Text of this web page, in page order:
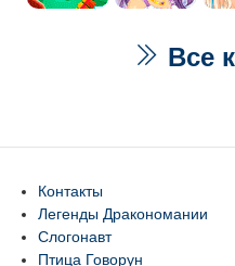
Все
Контакты
Легенды Дракономании
Слогонавт
Птица Говорун